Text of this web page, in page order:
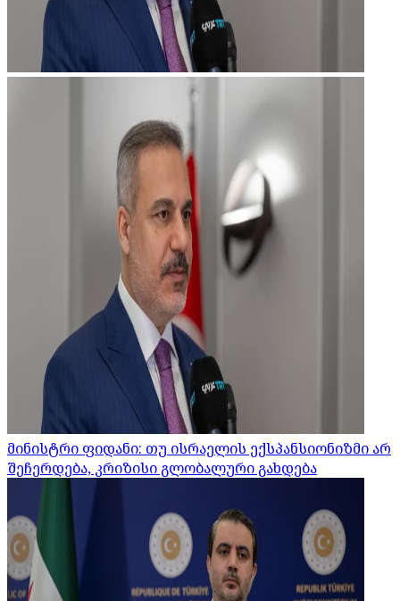
მინისტრი ფიდანი: თუ ისრაელის ექსპანსიონიზმი არ
შეჩერდება, კრიზისი გლობალური გახდება